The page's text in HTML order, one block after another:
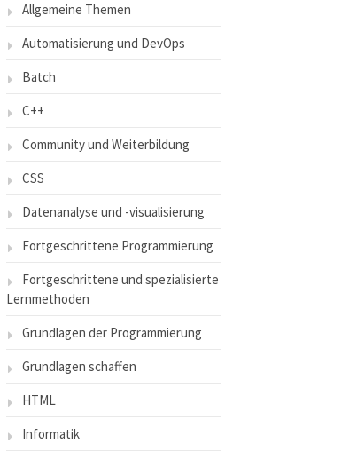
Allgemeine Themen
Automatisierung und DevOps
Batch
C++
Community und Weiterbildung
CSS
Datenanalyse und -visualisierung
Fortgeschrittene Programmierung
Fortgeschrittene und spezialisierte
Lernmethoden
Grundlagen der Programmierung
Grundlagen schaffen
HTML
Informatik